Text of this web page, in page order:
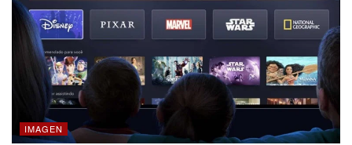
IMAGEN